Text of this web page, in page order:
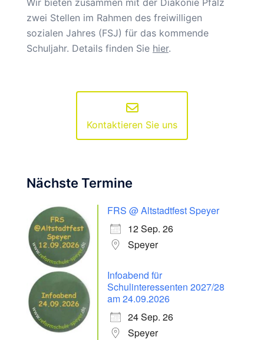
zwei Stellen im Rahmen des freiwilligen
sozialen Jahres (FSJ) für das kommende
Schuljahr. Details finden Sie hier.
Kontaktieren Sie uns
Nächste Termine
FRS @ Altstadtfest Speyer
12 Sep. 26
Speyer
Infoabend für
Schulinteressenten 2027/28
am 24.09.2026
24 Sep. 26
Speyer